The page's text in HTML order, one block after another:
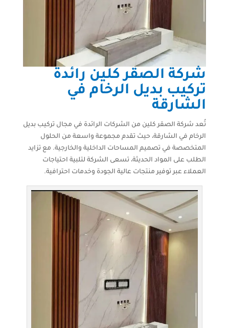
شركة الصقر كلين رائدة
تركيب بديل الرخام في
الشارقة
تُعد شركة الصقر كلين من الشركات الرائدة في مجال تركيب بديل
الرخام في الشارقة، حيث تقدم مجموعة واسعة من الحلول
المتخصصة في تصميم المساحات الداخلية والخارجية. مع تزايد
الطلب على المواد الحديثة، تسعى الشركة لتلبية احتياجات
العملاء عبر توفير منتجات عالية الجودة وخدمات احترافية.